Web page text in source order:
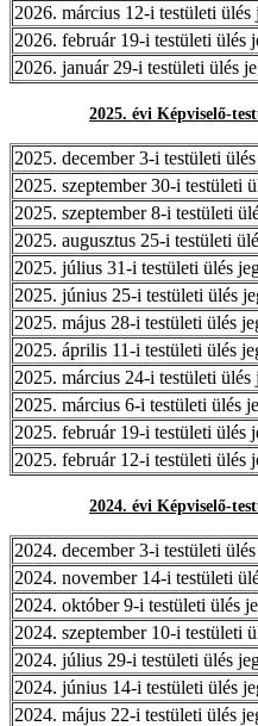
2026. március 12-i testületi
2026. február 19-i testületi ülés
2026. január 29-i testületi ülés
2025. évi Képviselő-
2025. december 3-i testületi
2025. szeptember 30-i testületi
2025. szeptember 8-i testületi
2025. augusztus 25-i testületi
2025. július 31-i testületi ülés
2025. június 25-i testületi ülés
2025. május 28-i testületi ülés
2025. április 11-i testületi ülés
2025. március 24-i testületi
2025. március 6-i testületi ülés
2025. február 19-i testületi ülés
2025. február 12-i testületi ülés
2024. évi Képviselő-
2024. december 3-i testületi
2024. november 14-i testületi
2024. október 9-i testületi ülés
2024. szeptember 10-i testületi
2024. július 29-i testületi ülés
2024. június 14-i testületi ülés
2024. május 22-i testületi ülés